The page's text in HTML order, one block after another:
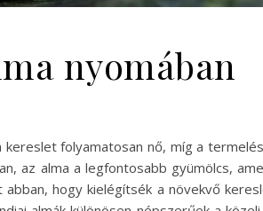
nyomában
folyamatosan nő, míg a
az alma a legfontosabb gyümölcs,
hogy kielégítsék a növekvő